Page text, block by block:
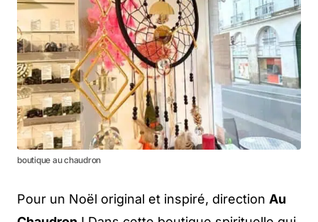
boutique au chaudron
Pour un Noël original et inspiré, direction Au